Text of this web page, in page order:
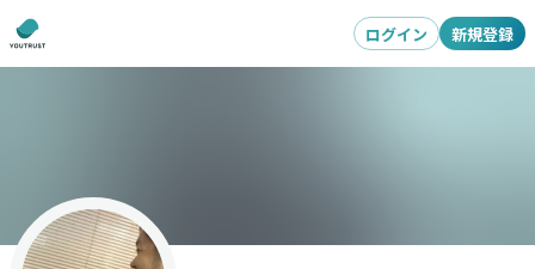
ログイン 新規登録